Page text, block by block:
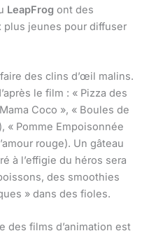
LeapFrog ont des
plus jeunes pour diffuser
des clins d’œil malins.
le film : « Pizza des
Coco », « Boules de
« Pomme Empoisonnée
rouge). Un gâteau
à l’effigie du héros sera
des smoothies
» dans des fioles.
des films d’animation est